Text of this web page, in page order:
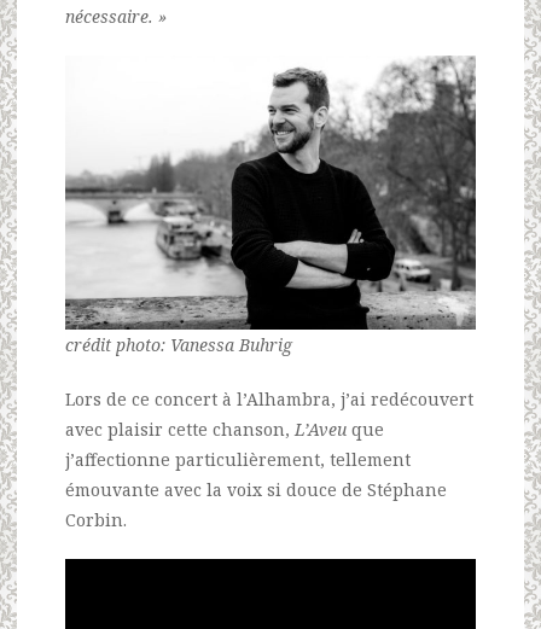
nécessaire. »
crédit photo: Vanessa Buhrig
Lors de ce concert à l’Alhambra, j’ai redécouvert
avec plaisir cette chanson, L’Aveu que
j’affectionne particulièrement, tellement
émouvante avec la voix si douce de Stéphane
Corbin.